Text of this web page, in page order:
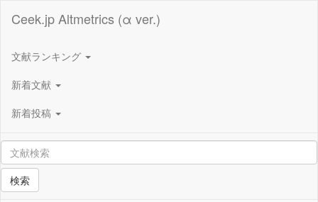
Ceek.jp Altmetrics (α ver.)
文献ランキング
新着文献
新着投稿
検索